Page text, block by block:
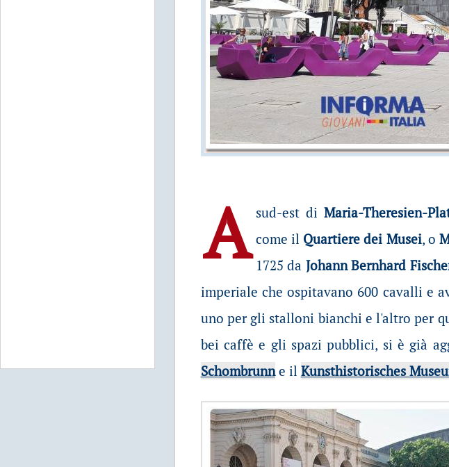
A sud-est di Maria-Theresien-
come il Quartiere dei Musei, o
1725 da Johann Bernhard
imperiale che ospitavano 600 cavalli e
uno per gli stalloni bianchi e l'altro per
bei caffè e gli spazi pubblici, si è già
Schombrunne il Kunsthistorisches